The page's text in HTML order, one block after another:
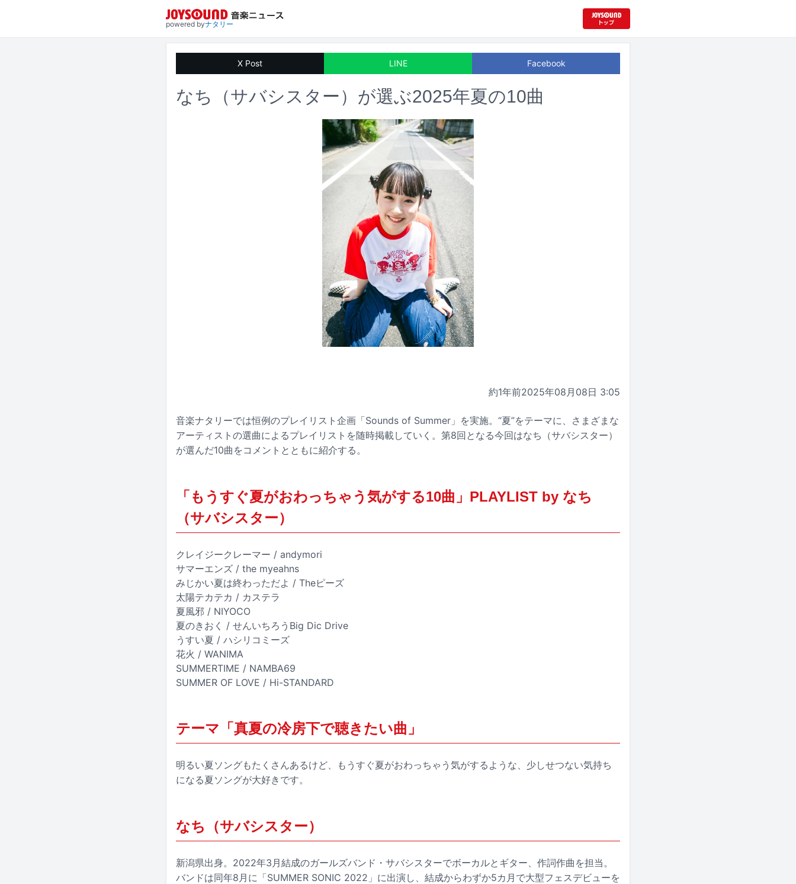
powered byナタリー
X Post LINE Facebook
なち（サバシスター）が選ぶ2025年夏の10曲
約1年前2025年08月08日 3:05
音楽ナタリーでは恒例のプレイリスト企画「Sounds of Summer」を実施。“夏”をテーマに、さまざまな
アーティストの選曲によるプレイリストを随時掲載していく。第8回となる今回はなち（サバシスター）
が選んだ10曲をコメントとともに紹介する。
「もうすぐ夏がおわっちゃう気がする10曲」PLAYLIST by なち
（サバシスター）
クレイジークレーマー / andymori
サマーエンズ / the myeahns
みじかい夏は終わっただよ / Theピーズ
太陽テカテカ / カステラ
夏風邪 / NIYOCO
夏のきおく / せんいちろうBig Dic Drive
うすい夏 / ハシリコミーズ
花火 / WANIMA
SUMMERTIME / NAMBA69
SUMMER OF LOVE / Hi-STANDARD
テーマ「真夏の冷房下で聴きたい曲」
明るい夏ソングもたくさんあるけど、もうすぐ夏がおわっちゃう気がするような、少しせつない気持ち
になる夏ソングが大好きです。
なち（サバシスター）
新潟県出身。2022年3月結成のガールズバンド・サバシスターでボーカルとギター、作詞作曲を担当。
バンドは同年8月に「SUMMER SONIC 2022」に出演し、結成からわずか5カ月で大型フェスデビューを